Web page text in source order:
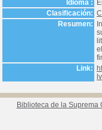
Idioma :
Clasificación:
Resumen:
Link:
Biblioteca de la Suprema